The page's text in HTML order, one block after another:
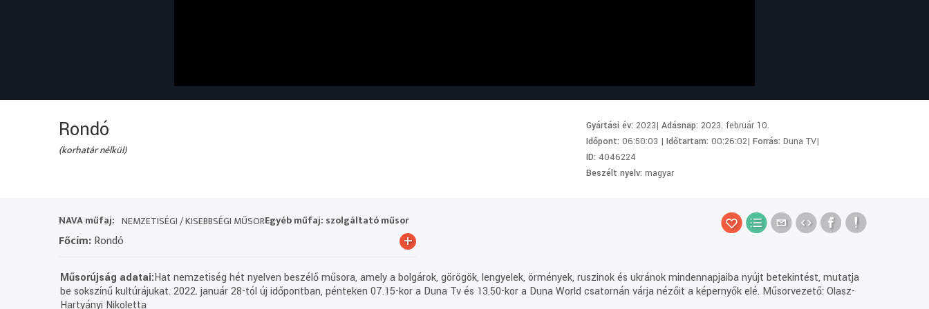
Rondó
(korhatár nélkül)
Gyártási év:2023|Adásnap:2023. február 10.
Időpont:06:50:03 |Időtartam:00:26:02|Forrás:Duna TV|
ID:4046224
Beszélt nyelv:magyar
NAVA műfaj: NEMZETISÉGI / KISEBBSÉGI MŰSOREgyéb műfaj: szolgáltató műsor
Főcím:Rondó +
Műsorújság adatai:Hat nemzetiség hét nyelven beszélő műsora, amely a bolgárok, görögök, lengyelek, örmények, ruszinok és ukránok mindennapjaiba nyújt betekintést, mutatja
be sokszínű kultúrájukat. 2022. január 28-tól új időpontban, pénteken 07.15-kor a Duna Tv és 13.50-kor a Duna World csatornán várja nézőit a képernyők elé. Műsorvezető: Olasz-
Hartyányi Nikoletta